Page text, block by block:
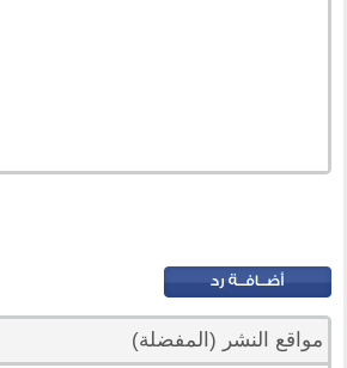
مواقع النشر (المفضلة)